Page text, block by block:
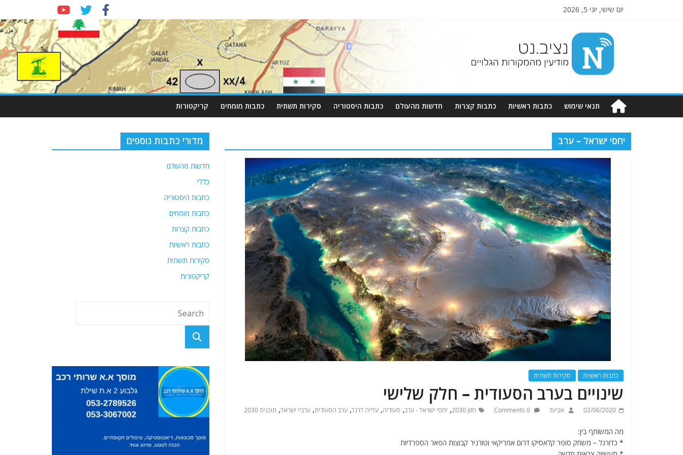
יום שישי, יוני 5, 2026
Nziv.net
מודיעין
מהמקורות
תנאי שימוש כתבות ראשיות כתבות קצרות חדשות מהעולם כתבות היסטוריה סקירות תשתית כתבות מומחים קריקטורות
יחסי ישראל – ערב
כתבות ראשיות סקירות תשתית
שינויים בערב הסעודית‎ – חלק שלישי
02/06/2020 אביעד חזון 2030 , יחסי ישראל - ערב, סעודיה, עלייה לרגל, ערב הסעודית, ערביי ישראל, תוכנית 2030
מה המשותף בין:
* כדורגל – משחק סופר קלאסיקו דרום אמריקאי וטורניר קבוצות הפאר הספרדיות
מדורי כתבות נוספים
חדשות מהעולם
כללי
כתבות היסטוריה
כתבות מומחים
כתבות קצרות
כתבות ראשיות
סקירות תשתית
קריקטורות